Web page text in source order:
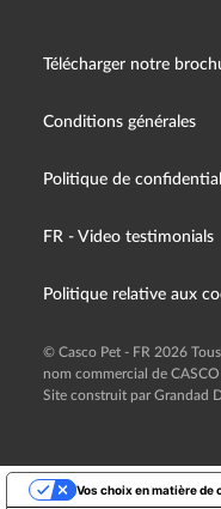
Télécharger notre
Conditions générales
Politique de
FR - Video testimonials
Politique relative aux
© Casco Pet - FR 2026
nom commercial de
Site construit par Grandad
Vos choix en matière